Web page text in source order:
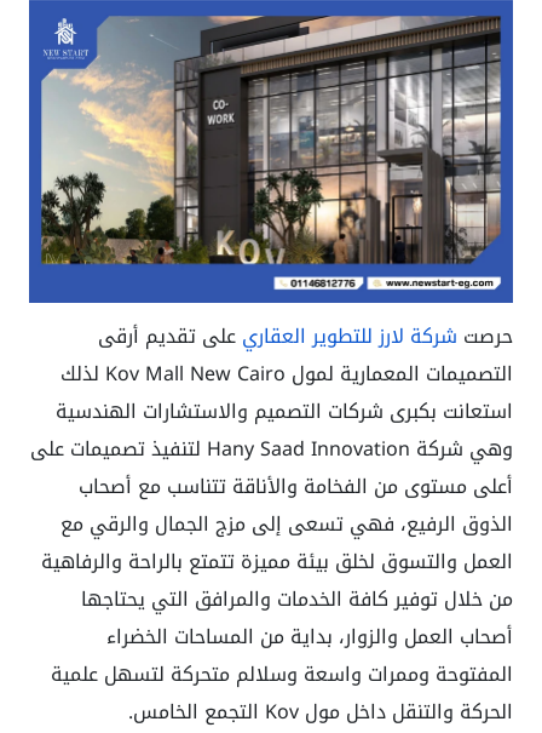
حرصت شركة لارز للتطوير العقاريعلى تقديم أرقى
التصميمات المعمارية لمول Kov Mall New Cairo لذلك
استعانت بكبرى شركات التصميم والاستشارات الهندسية
وهي شركة Hany Saad Innovation لتنفيذ تصميمات على
أعلى مستوى من الفخامة والأناقة تتناسب مع أصحاب
الذوق الرفيع، فهي تسعى إلى مزج الجمال والرقي مع
العمل والتسوق لخلق بيئة مميزة تتمتع بالراحة والرفاهية
من خلال توفير كافة الخدمات والمرافق التي يحتاجها
أصحاب العمل والزوار، بداية من المساحات الخضراء
المفتوحة وممرات واسعة وسلالم متحركة لتسهل علمية
الحركة والتنقل داخل مول Kov التجمع الخامس.